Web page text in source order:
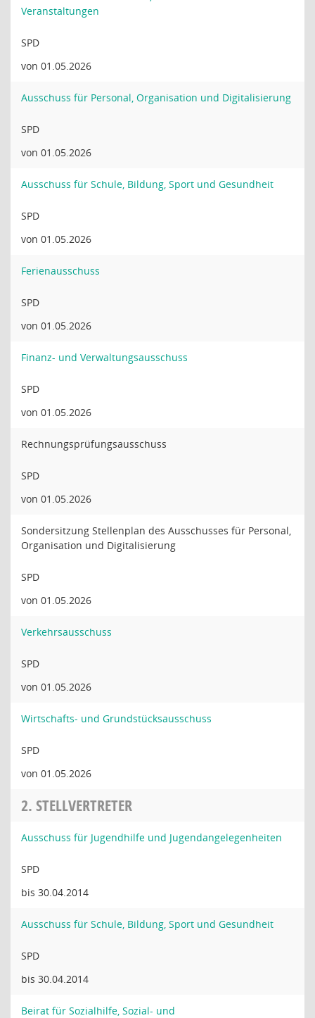
Veranstaltungen
SPD
von 01.05.2026
Ausschuss für Personal, Organisation und Digitalisierung
SPD
von 01.05.2026
Ausschuss für Schule, Bildung, Sport und Gesundheit
SPD
von 01.05.2026
Ferienausschuss
SPD
von 01.05.2026
Finanz- und Verwaltungsausschuss
SPD
von 01.05.2026
Rechnungsprüfungsausschuss
SPD
von 01.05.2026
Sondersitzung Stellenplan des Ausschusses für Personal,
Organisation und Digitalisierung
SPD
von 01.05.2026
Verkehrsausschuss
SPD
von 01.05.2026
Wirtschafts- und Grundstücksausschuss
SPD
von 01.05.2026
2. STELLVERTRETER
Ausschuss für Jugendhilfe und Jugendangelegenheiten
SPD
bis 30.04.2014
Ausschuss für Schule, Bildung, Sport und Gesundheit
SPD
bis 30.04.2014
Beirat für Sozialhilfe, Sozial- und